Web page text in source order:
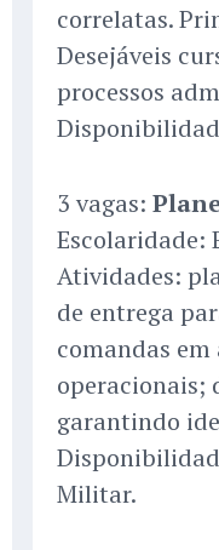
correlatas.
Desejáveis
processos
3 vagas:
Escolaridade:
Atividades:
de entrega
comandas
operacionais;
garantindo
Militar.